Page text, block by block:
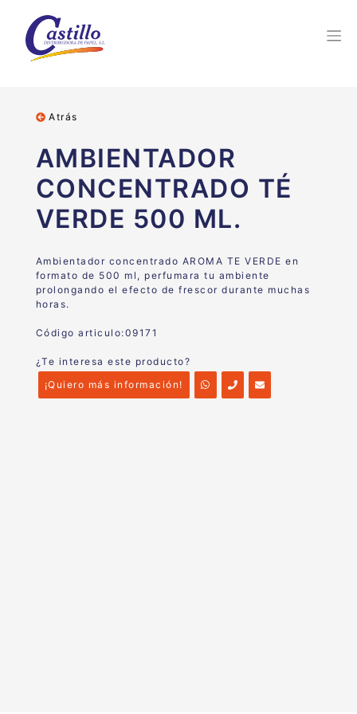
Atrás
AMBIENTADOR
CONCENTRADO TÉ
VERDE 500 ML.
Ambientador concentrado AROMA TE VERDE en
formato de 500 ml, perfumara tu ambiente
prolongando el efecto de frescor durante muchas
horas.
Código articulo:09171
¿Te interesa este producto?
¡Quiero más información!